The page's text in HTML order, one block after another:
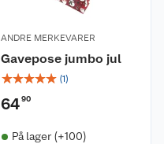
ANDRE MERKEVARER
Gavepose jumbo jul
☆☆☆☆☆ (1)
6490
På lager (+100)